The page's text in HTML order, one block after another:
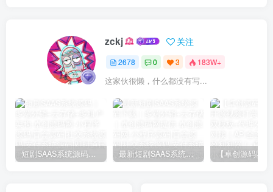
zckj 关注
2678 0 3 183W+
这家伙很懒，什么都没有写...
短剧SAAS系统源码｜多端分销+云存储+多租户架构 最新短剧SAAS系统源码下载｜多端分销+云存储｜卓创源码网提供